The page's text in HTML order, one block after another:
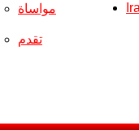
مواساة
تقدم